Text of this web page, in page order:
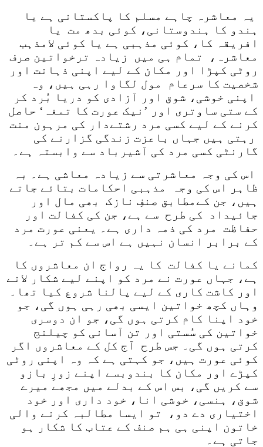
یہ معاشرہ چاہے مسلم کا پاکستانی ہے یا
ہندو کا ہندوستانی، کوئی بدھ مت یا
افریقہ کا، کوئی مذہبی ہے یا کوئی لامذہب
معاشرہ، تمام ہی میں زیادہ ترخواتین صرف
روٹی کپڑا اور مکان کے لیے اپنی ذہانت اور
شخصیت کا سرعام مول لگاوا رہی ہیں، وہ
اپنی خوشی، شوق اور آزادی کو دریا بُرد کر
کے ستی ساوتری اور ’نیک عورت کا تمغہ‘ حاصل
کرنے کے لیے کسی مرد رشتےدار کی مرہون منت
رہتی ہیں جہاں باعزت زندگی گزارنے کی
گارنٹی کسی مرد کی آشیرباد سے وابستہ ہے۔
اس کی وجہ معاشرتی سے زیادہ معاشی ہے۔ بہ
ظاہر اس کی وجہ مذہبی احکامات بتائے جاتے
ہیں، جن کےمطابق صنفِ نازک بھی مال اور
جائیداد کی طرح سے ہے، جن کی کفالت اور
حفاظت مرد کی ذمہ داری ہے۔ یعنی عورت مرد
کے برابر انسان نہیں ہے اس سے کم تر ہے۔
کمانے یا کفالت کا یہ رواج ان معاشروں کا
ہے، جہاں عورت نے مرد کو اپنے لیے شکار لانے
اور کاشت کاری کے لیے پالنا شروع کیا تھا۔
وہاں کچھ خواتین ایسی بھی رہی ہوں گی، جو
خود اپنا کام کرتی ہوں گی، جو ان دوسری
خواتین کی سُستی اور تن آسانی کو چیلنج
کرتی ہوں گی۔ جس طرح آج کل کے معاشروں اگر
کوئی عورت ہیں، جو کہتی ہے کہ وہ اپنی روٹی
کپڑے اور مکان کا بندوبسے اپنے زورِ بازو
سے کریں گی، بس اس کے بدلے میں مجھے میرے
شوق، ہنسی، خوشی انا، خود داری اور خود
اختیاری دے دو، تو ایسا مطالبہ کرنے والی
خاتون اپنی ہی ہم صنف کے عتاب کا شکار ہو
جاتی ہے۔